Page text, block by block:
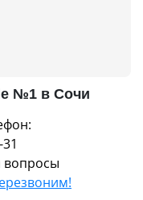
№1 в Сочи
вопросы